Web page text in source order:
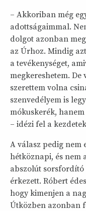
– Akkoriban még
adottságaimmal.
dolgot azonban
az Úrhoz. Mindig
a tevékenységet,
megkereshetem.
szerettem volna
szenvedélyem is
mókuskerék,
– idézi fel a
A válasz pedig nem
hétköznapi, és nem
abszolút
érkezett. Róbert
hogy kimenjen a
Útközben azonban